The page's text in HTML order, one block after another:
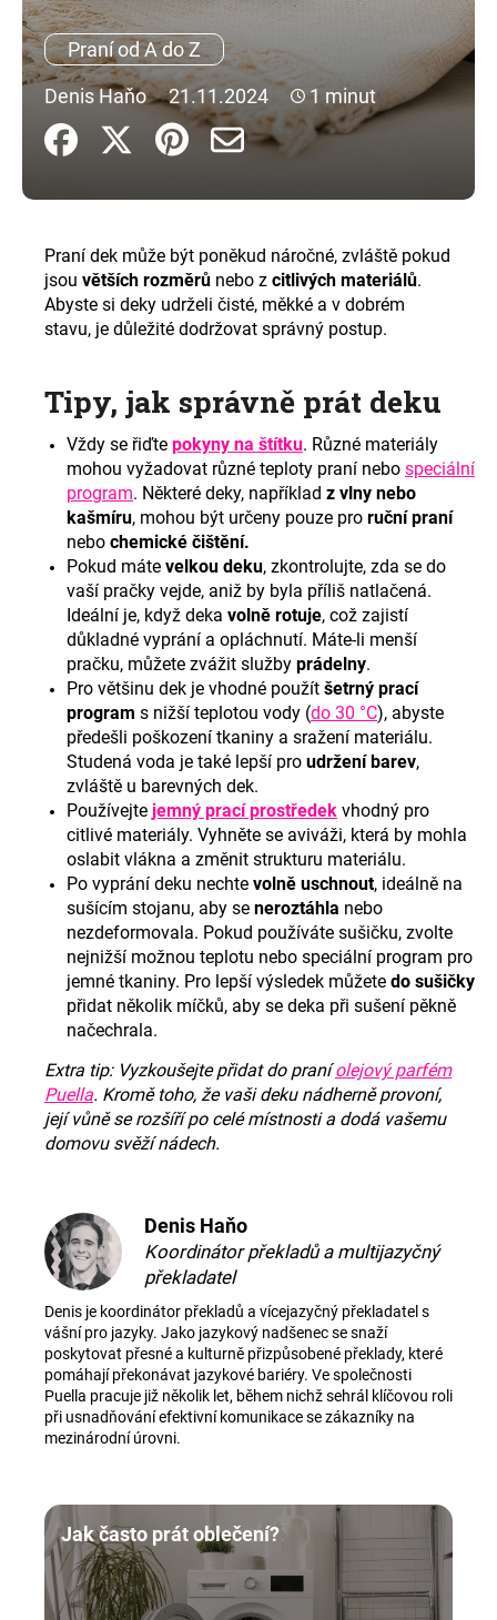
Praní od A do Z
Denis Haňo
21.11.2024 1 minut
Praní dek může být poněkud náročné, zvláště pokud
jsou větších rozměrů nebo z citlivých materiálů.
Abyste si deky udrželi čisté, měkké a v dobrém
stavu, je důležité dodržovat správný postup.
Tipy, jak správně prát deku
Vždy se řiďte pokyny na štítku. Různé materiály
mohou vyžadovat různé teploty praní nebo speciální
program. Některé deky, například z vlny nebo
kašmíru, mohou být určeny pouze pro ruční praní
nebo chemické čištění.
Pokud máte velkou deku, zkontrolujte, zda se do
vaší pračky vejde, aniž by byla příliš natlačená.
Ideální je, když deka volně rotuje, což zajistí
důkladné vyprání a opláchnutí. Máte-li menší
pračku, můžete zvážit služby prádelny.
Pro většinu dek je vhodné použít šetrný prací
program s nižší teplotou vody (do 30 °C), abyste
předešli poškození tkaniny a sražení materiálu.
Studená voda je také lepší pro udržení barev,
zvláště u barevných dek.
Používejte jemný prací prostředek vhodný pro
citlivé materiály. Vyhněte se aviváži, která by mohla
oslabit vlákna a změnit strukturu materiálu.
Po vyprání deku nechte volně uschnout, ideálně na
sušícím stojanu, aby se neroztáhla nebo
nezdeformovala. Pokud používáte sušičku, zvolte
nejnižší možnou teplotu nebo speciální program pro
jemné tkaniny. Pro lepší výsledek můžete do sušičky
přidat několik míčků, aby se deka při sušení pěkně
načechrala.
Extra tip: Vyzkoušejte přidat do praníolejový parfém
Puella. Kromě toho, že vaši deku nádherně provoní,
její vůně se rozšíří po celé místnosti a dodá vašemu
domovu svěží nádech.
Denis Haňo
Koordinátor překladů a multijazyčný
překladatel
Denis je koordinátor překladů a vícejazyčný překladatel s
vášní pro jazyky. Jako jazykový nadšenec se snaží
poskytovat přesné a kulturně přizpůsobené překlady, které
pomáhají překonávat jazykové bariéry. Ve společnosti
Puella pracuje již několik let, během nichž sehrál klíčovou roli
při usnadňování efektivní komunikace se zákazníky na
mezinárodní úrovni.
Jak často prát oblečení?
a
j
í
HLEDAT